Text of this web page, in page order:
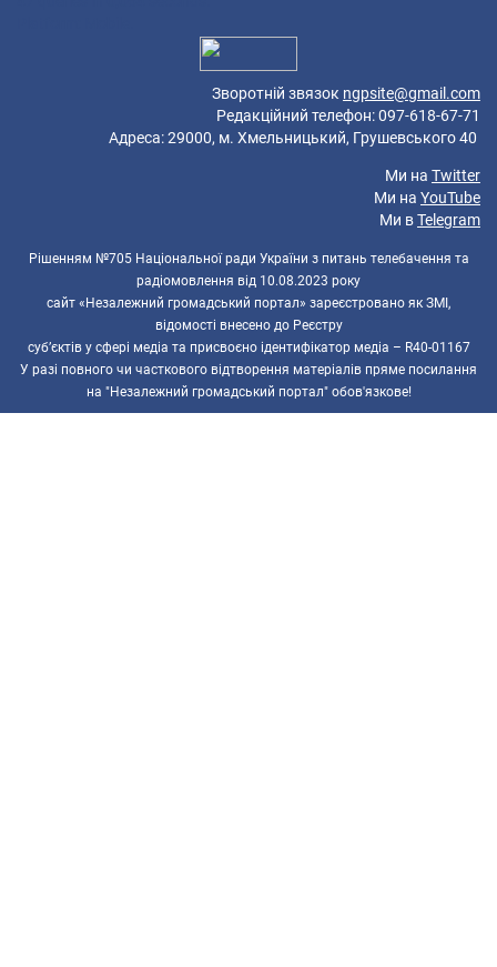
Зворотній звязок ngpsite@gmail.com
Редакційний телефон: 097-618-67-71
Адреса: 29000, м. Хмельницький, Грушевського 40
Ми на Twitter
Ми на YouTube
Ми вTelegram
Рішенням №705 Національної ради України з питань телебачення та
радіомовлення від 10.08.2023 року
сайт «Незалежний громадський портал» зареєстровано як ЗМІ,
відомості внесено до Реєстру
суб’єктів у сфері медіа та присвоєно ідентифікатор медіа – R40-01167
У разі повного чи часткового відтворення матеріалів пряме посилання
на "Незалежний громадський портал" обов'язкове!